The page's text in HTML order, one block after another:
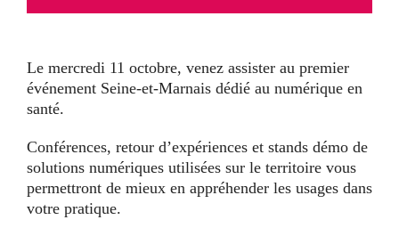
Le mercredi 11 octobre, venez assister au premier
événement Seine-et-Marnais dédié au numérique en
santé.
Conférences, retour d’expériences et stands démo de
solutions numériques utilisées sur le territoire vous
permettront de mieux en appréhender les usages dans
votre pratique.